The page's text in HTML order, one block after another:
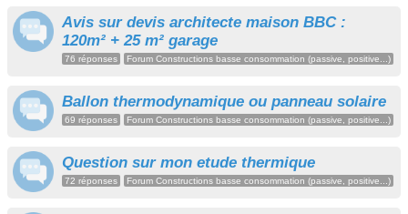
Avis sur devis architecte maison BBC :
120m² + 25 m² garage
76 réponses Forum Constructions basse consommation (passive, positive...)
Ballon thermodynamique ou panneau solaire
69 réponses Forum Constructions basse consommation (passive, positive...)
Question sur mon etude thermique
72 réponses Forum Constructions basse consommation (passive, positive...)